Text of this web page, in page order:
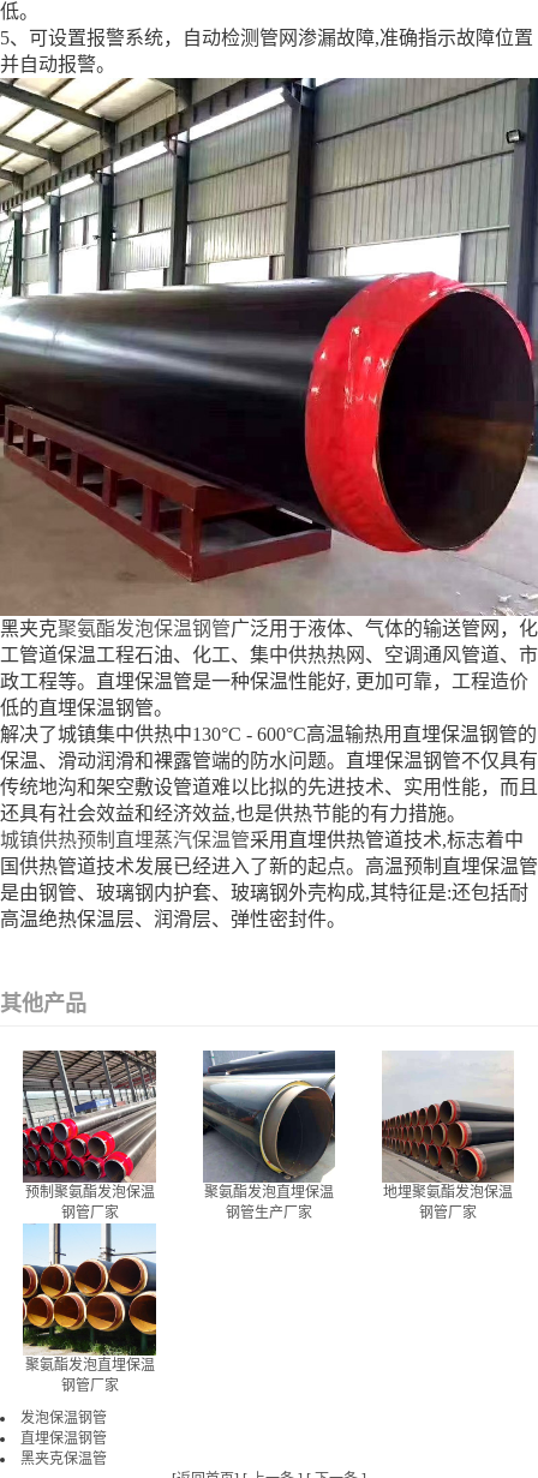
低。
5、可设置报警系统，自动检测管网渗漏故障,准确指示故障位置
并自动报警。
黑夹克聚氨酯发泡保温钢管广泛用于液体、气体的输送管网，化
工管道保温工程石油、化工、集中供热热网、空调通风管道、市
政工程等。直埋保温管是一种保温性能好, 更加可靠，工程造价
低的直埋保温钢管。
解决了城镇集中供热中130°C - 600°C高温输热用直埋保温钢管的
保温、滑动润滑和裸露管端的防水问题。直埋保温钢管不仅具有
传统地沟和架空敷设管道难以比拟的先进技术、实用性能，而且
还具有社会效益和经济效益,也是供热节能的有力措施。
城镇供热预制直埋蒸汽保温管采用直埋供热管道技术,标志着中
国供热管道技术发展已经进入了新的起点。高温预制直埋保温管
是由钢管、玻璃钢内护套、玻璃钢外壳构成,其特征是:还包括耐
高温绝热保温层、润滑层、弹性密封件。
其他产品
预制聚氨酯发泡保温
钢管厂家
聚氨酯发泡直埋保温
钢管生产厂家
地埋聚氨酯发泡保温
钢管厂家
聚氨酯发泡直埋保温
钢管厂家
发泡保温钢管
直埋保温钢管
黑夹克保温管